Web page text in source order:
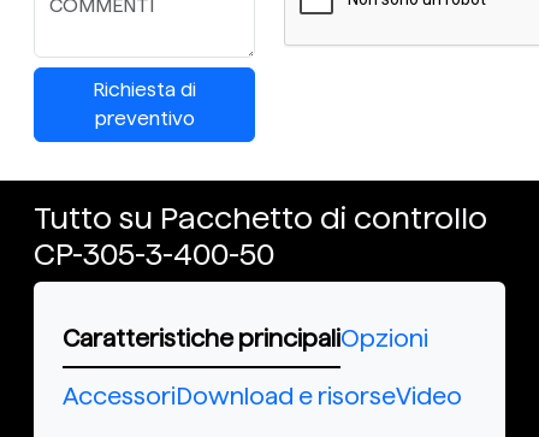
Richiesta di
preventivo
Tutto su Pacchetto di controllo
CP-305-3-400-50
Caratteristiche principaliOpzioni
AccessoriDownload e risorseVideo